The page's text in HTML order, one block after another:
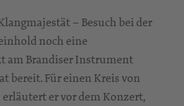
– Besuch bei der
noch eine
am Brandiser Instrument
bereit. Für einen Kreis von
er vor dem Konzert,